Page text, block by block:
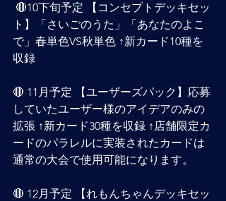
🔴10下旬予定 【コンセプトデッキセッ
ト】「さいごのうた」「あなたのよこ
で」春単色VS秋単色 ↑新カード10種を
収録
🔴 11月予定 【ユーザーズパック】応募
していたユーザー様のアイデアのみの
拡張 ↑新カード30種を収録 ↑店舗限定カ
ードのパラレルに実装されたカードは
通常の大会で使用可能になります。
🔴 12月予定 【れもんちゃんデッキセッ